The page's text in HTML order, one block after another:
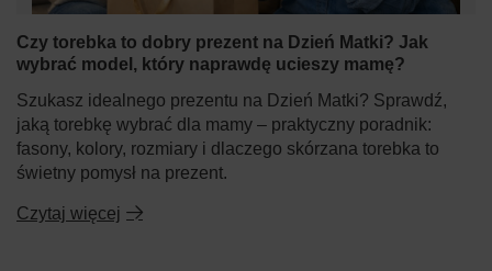
Czy torebka to dobry prezent na Dzień Matki? Jak
wybrać model, który naprawdę ucieszy mamę?
Szukasz idealnego prezentu na Dzień Matki? Sprawdź,
jaką torebkę wybrać dla mamy – praktyczny poradnik:
fasony, kolory, rozmiary i dlaczego skórzana torebka to
świetny pomysł na prezent.
Czytaj więcej